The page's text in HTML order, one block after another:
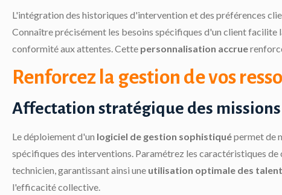
L'intégration des historiques d'intervention et des préférences
Connaître précisément les besoins spécifiques d'un client
conformité aux attentes. Cette personnalisation accrue
Renforcez la gestion de vos
Affectation stratégique des missions
Le déploiement d'un logiciel de gestion sophistiquépermet de
spécifiques des interventions. Paramétrez les caractéristiques
technicien, garantissant ainsi une utilisation optimale des
l'efficacité collective.